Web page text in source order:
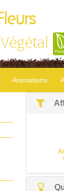
Végétal
Animations